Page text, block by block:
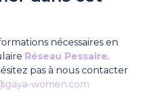
nécessaires en
Réseau Pessaire.
pas à nous contacter
women.com